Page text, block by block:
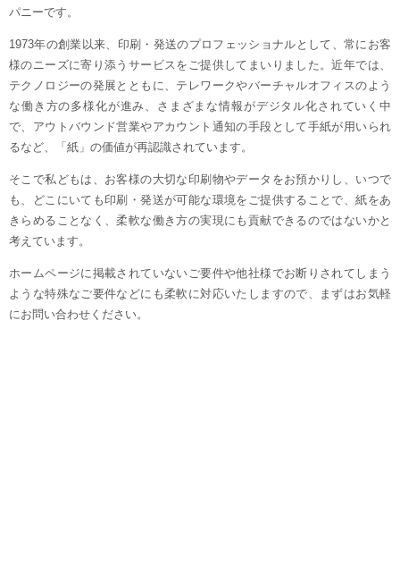
パニーです。
1973年の創業以来、印刷・発送のプロフェッショナルとして、常にお客
様のニーズに寄り添うサービスをご提供してまいりました。近年では、
テクノロジーの発展とともに、テレワークやバーチャルオフィスのよう
な働き方の多様化が進み、さまざまな情報がデジタル化されていく中
で、アウトバウンド営業やアカウント通知の手段として手紙が用いられ
るなど、「紙」の価値が再認識されています。
そこで私どもは、お客様の大切な印刷物やデータをお預かりし、いつで
も、どこにいても印刷・発送が可能な環境をご提供することで、紙をあ
きらめることなく、柔軟な働き方の実現にも貢献できるのではないかと
考えています。
ホームページに掲載されていないご要件や他社様でお断りされてしまう
ような特殊なご要件などにも柔軟に対応いたしますので、まずはお気軽
にお問い合わせください。